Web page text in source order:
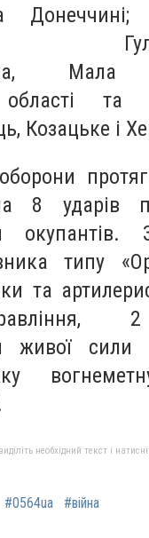
Донеччині;
Мала
області та
Козацьке і
8 ударів
типу
та
живої сили
необхідний текст і
#0564ua #війна